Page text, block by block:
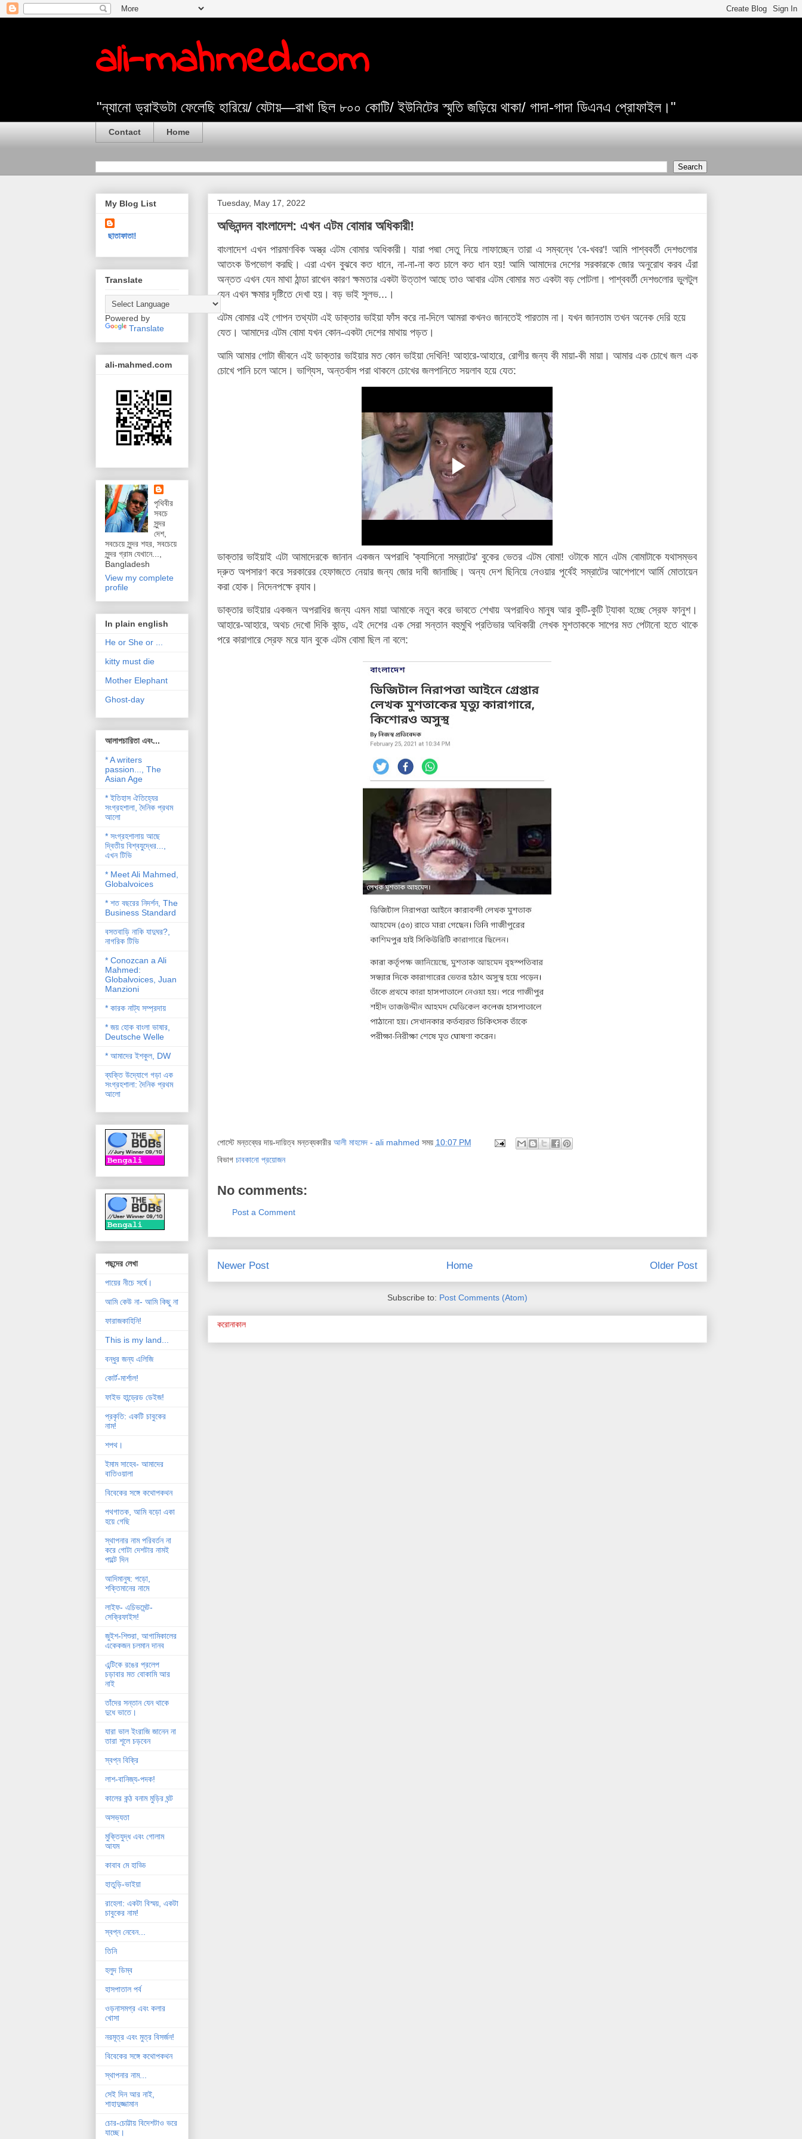
ali-mahmed.com
"ন্যানো ড্রাইভটা ফেলেছি হারিয়ে/ যেটায়—রাখা ছিল ৮০০ কোটি/ ইউনিটের স্মৃতি জড়িয়ে থাকা/ গাদা-গাদা ডিএনএ প্রোফাইল।"
Contact Home
Tuesday, May 17, 2022
অভিনন্দন বাংলাদেশ: এখন এটম বোমার অধিকারী!
বাংলাদেশ এখন পারমাণবিক অস্ত্র এটম বোমার অধিকারী। যারা পদ্মা সেতু নিয়ে লাফাচ্ছেন তারা এ সম্বন্ধে 'বে-খবর'! আমি পাশ্ববর্তী দেশগুলোর
আতংক উপভোগ করছি। এরা এখন বুঝবে কত ধানে, না-না-না কত চালে কত ধান হয়! আমি আমাদের দেশের সরকারকে জোর অনুরোধ করব এঁরা
অন্তত এখন যেন মাথা ঠান্ডা রাখেন কারণ ক্ষমতার একটা উত্তাপ আছে তাও আবার এটম বোমার মত একটা বড় পোটলা। পাশ্ববর্তী দেশগুলোর ভুলটুল
যেন এখন ক্ষমার দৃষ্টিতে দেখা হয়। বড় ভাই সুলভ...।
এটম বোমার এই গোপন তথ্যটা এই ডাক্তার ভাইয়া ফাঁস করে না-দিলে আমরা কখনও জানতেই পারতাম না। যখন জানতাম তখন অনেক দেরি হয়ে
যেত। আমাদের এটম বোমা যখন কোন-একটা দেশের মাথায় পড়ত।
আমি আমার গোটা জীবনে এই ডাক্তার ভাইয়ার মত কোন ভাইয়া দেখিনি! আহারে-আহারে, রোগীর জন্য কী মায়া-কী মায়া। আমার এক চোখে জল এক
চোখে পানি চলে আসে। ভাগ্যিস, অন্তর্বাস পরা থাকলে চোখের জলপানিতে সয়লাব হয়ে যেত:
ডাক্তার ভাইয়াই এটা আমাদেরকে জানান একজন অপরাধি 'ক্যাসিনো সম্রাটের' বুকের ভেতর এটম বোমা! ওটাকে মানে এটম বোমাটাকে যথাসম্ভব
দ্রুত অপসারণ করে সরকারের হেফাজতে নেয়ার জন্য জোর দাবী জানাচ্ছি। অন্য দেশ ছিনিয়ে নেওয়ার পূর্বেই সম্রাটের আশেপাশে আর্মি মোতায়েন
করা হোক। নিদেনপক্ষে র‌্যাব।
ডাক্তার ভাইয়ার একজন অপরাধির জন্য এমন মায়া আমাকে নতুন করে ভাবতে শেখায় অপরাধিও মানুষ আর কুটি-কুটি ট্যাকা হচ্ছে স্রেফ ফানুশ।
আহারে-আহারে, অথচ দেখো দিকি কান্ড, এই দেশের এক সেরা সন্তান বহুমুখি প্রতিভার অধিকারী লেখক মুশতাককে সাপের মত পেটানো হতে থাকে
পরে কারাগারে স্রেফ মরে যান বুকে এটম বোমা ছিল না বলে:
পোস্টে মন্তব্যের দায়-দায়িত্ব মন্তব্যকারীর আলী মাহমেদ - ali mahmed সময় 10:07 PM
বিভাগ চাবকানো প্রয়োজন
No comments:
Post a Comment
Newer Post Older Post
Home
Subscribe to: Post Comments (Atom)
করোনাকাল
My Blog List
ছাতাফাতা!
Translate
Powered by
Translate
ali-mahmed.com
পৃথিবীর
সবচে
সুন্দর
দেশ,
সবচেয়ে সুন্দর শহর, সবচেয়ে
সুন্দর গ্রাম যেখানে...,
Bangladesh
View my complete
profile
In plain english
He or She or ...
kitty must die
Mother Elephant
Ghost-day
আলাপচারিতা এবং...
* A writers
passion..., The
Asian Age
* ইতিহাস ঐতিহ্যের
সংগ্রহশালা, দৈনিক প্রথম
আলো
* সংগ্রহশালায় আছে
দ্বিতীয় বিশ্বযু্দ্ধের...,
এখন টিভি
* Meet Ali Mahmed,
Globalvoices
* শত বছরের নিদর্শন, The
Business Standard
বসতবাড়ি নাকি যাদুঘর?,
নাগরিক টিভি
* Conozcan a Ali
Mahmed:
Globalvoices, Juan
Manzioni
* কারক নাট্য সম্প্রদায়
* জয় হোক বাংলা ভাষার,
Deutsche Welle
* আমাদের ইশকুল, DW
ব্যক্তি উদ্যোগে গড়া এক
সংগ্রহশালা: দৈনিক প্রথম
আলো
পছন্দের লেখা
পায়ের নীচে সর্ষে।
আমি কেউ না- আমি কিছু না
ফারাজকাহিনি!
This is my land...
বন্ধুর জন্য এলিজি
কোর্ট-মার্শাল!
ফাইভ হান্ড্রেড ডেইজ!
প্রকৃতি: একটি চাবুকের
নাম!
শপথ।
ইমাম সাহেব- আমাদের
বাতিওয়ালা
বিবেকের সঙ্গে কথোপকথন
পথগাতক, আমি বড়ো একা
হয়ে গেছি
স্থাপনার নাম পরিবর্তন না
করে গোটা দেশটার নামই
পাল্টে দিন
আদিমানুষ: পড়ো,
শক্তিমানের নামে
লাইফ- এচিভমেন্ট-
সেক্রিফাইস!
জুইশ-শিশুরা, আগামিকালের
একেকজন চলমান দানব
এন্টিকে রঙের প্রলেপ
চড়াবার মত বোকামি আর
নাই
তাঁদের সন্তান যেন থাকে
দুধে ভাতে।
যারা ভাল ইংরাজি জানেন না
তারা শূলে চড়বেন
স্বপ্ন বিক্রি
লাশ-বানিজ্য-পদক!
কালের কন্ঠ বনাম মুড়ির ঘন্ট
অসভ্যতা
মুক্তিযুদ্ধ এবং গোলাম
আযম
কাবাব মে হাড্ডি
হাতুড়ি-ভাইয়া
রাহেলা: একটা বিস্ময়, একটা
চাবুকের নাম!
স্বপ্ন নেবেন...
তিনি
হলুদ ডিম্ব
হাসপাতাল পর্ব
ওড়নাসমগ্র এবং কলার
খোসা
নরমূত্র এবং মুত্র বিসর্জন!
বিবেকের সঙ্গে কথোপকথন
স্থাপনার নাম...
সেই দিন আর নাই,
শাহাদুজ্জামান
চোর-চোট্টায় বিদেশটাও ভরে
যাচ্ছে।